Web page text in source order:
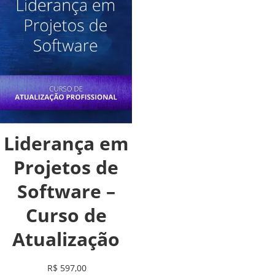
Liderança em
Projetos de
Software –
Curso de
Atualização
R$ 597,00